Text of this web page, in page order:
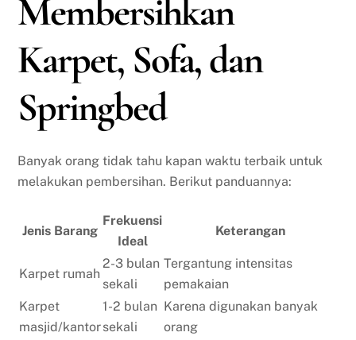
Membersihkan
Karpet, Sofa, dan
Springbed
Banyak orang tidak tahu kapan waktu terbaik untuk
melakukan pembersihan. Berikut panduannya:
Jenis Barang
Frekuensi
Ideal
Keterangan
Karpet rumah
2-3 bulan
sekali
Tergantung intensitas
pemakaian
Karpet
masjid/kantor
1-2 bulan
sekali
Karena digunakan banyak
orang